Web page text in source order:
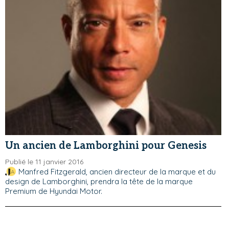
Un ancien de Lamborghini pour Genesis
Publié le 11 janvier 2016
Manfred Fitzgerald, ancien directeur de la marque et du
design de Lamborghini, prendra la tête de la marque
Premium de Hyundai Motor.